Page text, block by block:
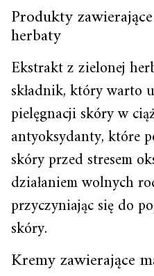
Produkty
herbaty
Ekstrakt z zielonej
składnik, który warto
pielęgnacji skóry w
antyoksydanty, które
skóry przed stresem
działaniem wolnych
przyczyniając się do
skóry.
Kremy zawierające